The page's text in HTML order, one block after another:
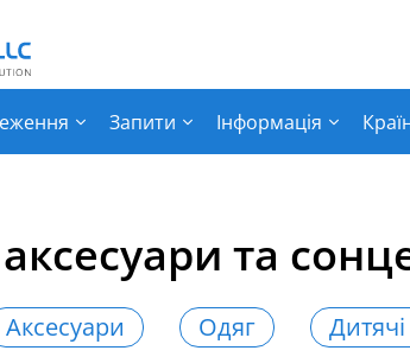
та
Аксесуари Одяг
Запити Інформація